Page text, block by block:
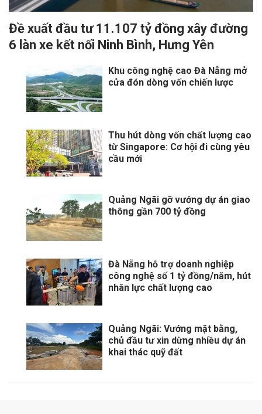
Đề xuất đầu tư 11.107 tỷ đồng xây đường
6 làn xe kết nối Ninh Bình, Hưng Yên
Khu công nghệ cao Đà Nẵng mở
cửa đón dòng vốn chiến lược
Thu hút dòng vốn chất lượng cao
từ Singapore: Cơ hội đi cùng yêu
cầu mới
Quảng Ngãi gỡ vướng dự án giao
thông gần 700 tỷ đồng
Đà Nẵng hỗ trợ doanh nghiệp
công nghệ số 1 tỷ đồng/năm, hút
nhân lực chất lượng cao
Quảng Ngãi: Vướng mặt bằng,
chủ đầu tư xin dừng nhiều dự án
khai thác quỹ đất